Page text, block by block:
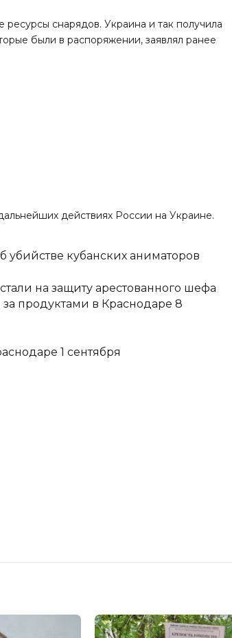
снарядов. Украина и так получила
были в распоряжении, заявлял ранее
действиях России на Украине.
убийстве кубанских аниматоров
на защиту арестованного шефа
продуктами в Краснодаре 8
1 сентября